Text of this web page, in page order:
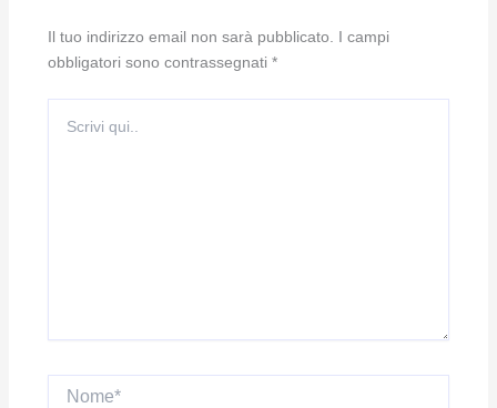
Il tuo indirizzo email non sarà pubblicato. I campi
obbligatori sono contrassegnati *
qui..
Nome*